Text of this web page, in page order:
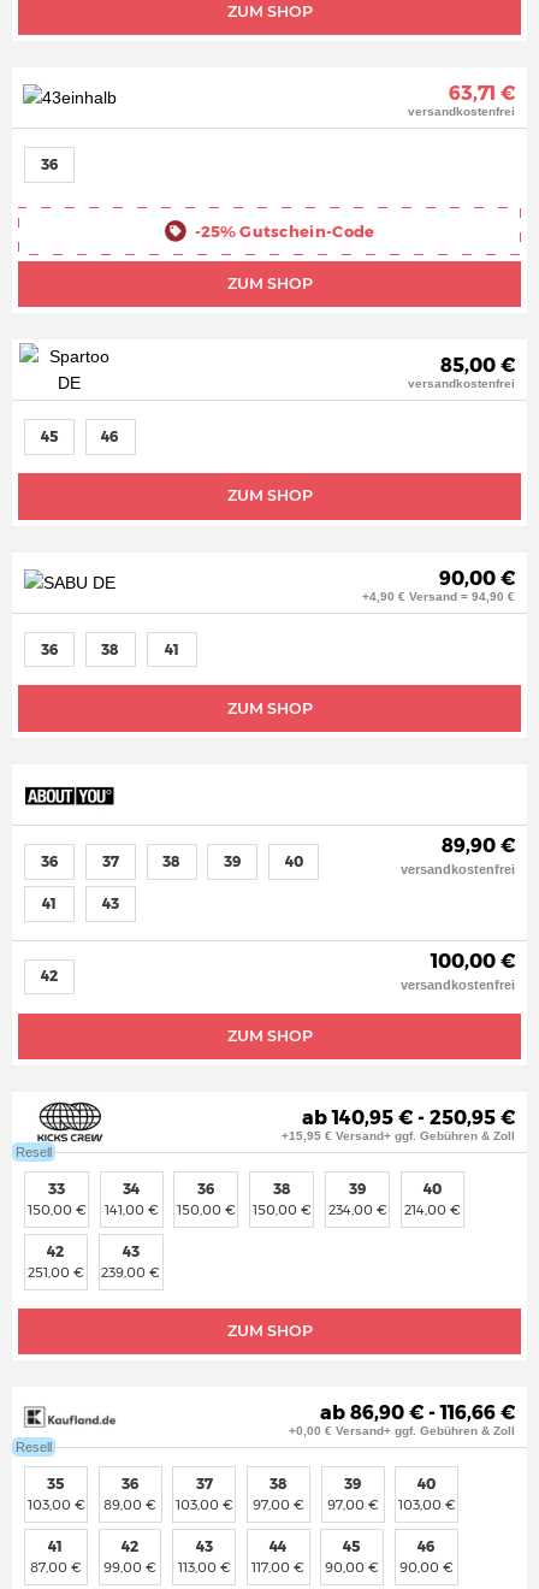
ZUM SHOP
63,71 €
versandkostenfrei
ZUM SHOP
-25% Gutschein-Code
36
85,00 €
versandkostenfrei
ZUM SHOP
45 46
90,00 €
+4,90 € Versand = 94,90 €
ZUM SHOP
36 38 41
ZUM SHOP
36 37 38 39 40
41 43
89,90 €
versandkostenfrei
42
100,00 €
versandkostenfrei
Resell
ab 140,95 € - 250,95 €
+15,95 € Versand+ ggf. Gebühren & Zoll
ZUM SHOP
33
150,00 €
34
141,00 €
36
150,00 €
38
150,00 €
39
234,00 €
40
214,00 €
42
251,00 €
43
239,00 €
Resell
ab 86,90 € - 116,66 €
+0,00 € Versand+ ggf. Gebühren & Zoll
35
103,00 €
36
89,00 €
37
103,00 €
38
97,00 €
39
97,00 €
40
103,00 €
41
87,00 €
42
99,00 €
43
113,00 €
44
117,00 €
45
90,00 €
46
90,00 €